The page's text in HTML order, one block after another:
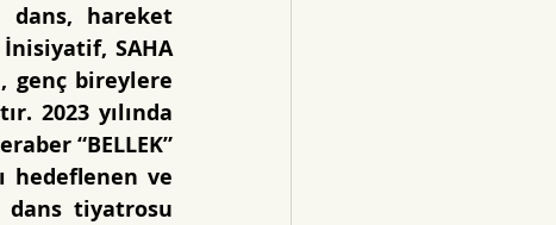
dans, hareket
SAHA
genç bireylere
2023 yılında
“BELLEK”
hedeflenen ve
dans tiyatrosu